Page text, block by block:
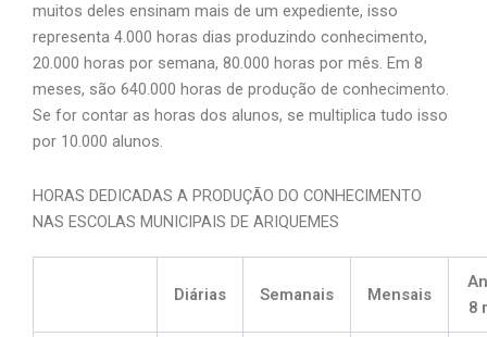
muitos deles ensinam mais de um expediente, isso
representa 4.000 horas dias produzindo conhecimento,
20.000 horas por semana, 80.000 horas por mês. Em 8
meses, são 640.000 horas de produção de conhecimento.
Se for contar as horas dos alunos, se multiplica tudo isso
por 10.000 alunos.
HORAS DEDICADAS A PRODUÇÃO DO CONHECIMENTO
NAS ESCOLAS MUNICIPAIS DE ARIQUEMES
Diárias Semanais Mensais
8